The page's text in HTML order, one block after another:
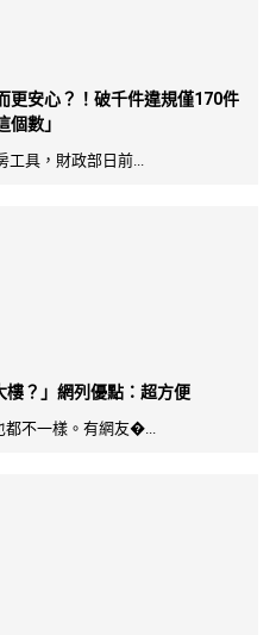
更安心？！破千件違規僅170件
數」
工具，財政部日前...
？」網列優點：超方便
都不一樣。有網友�...